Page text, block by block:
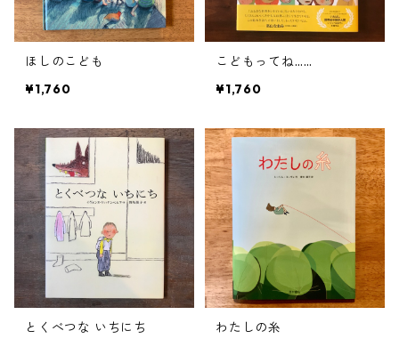
ほしのこども
¥1,760
こどもってね……
¥1,760
とくべつな いちにち
わたしの糸